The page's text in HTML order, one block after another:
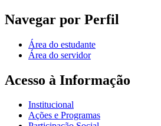
Navegar por Perfil
Área do estudante
Área do servidor
Acesso à Informação
Institucional
Ações e Programas